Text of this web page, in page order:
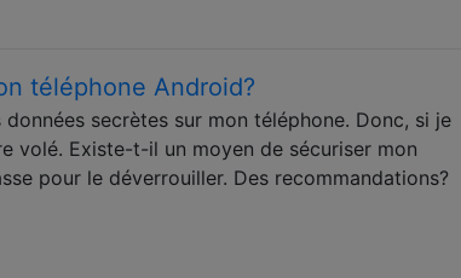
téléphone Android?
secrètes sur mon téléphone. Donc, si je
volé. Existe-t-il un moyen de sécuriser mon
pour le déverrouiller. Des recommandations?